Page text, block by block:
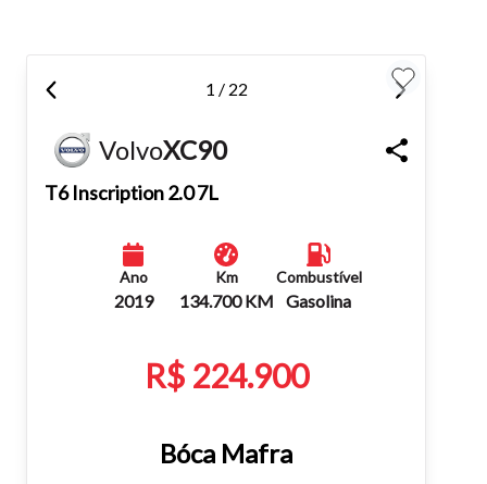
Para aumentar ou diminuir a fonte em nosso site, utilize os
atalhos Ctrl+ (para aumentar) e Ctrl- (para diminuir) no seu
teclado.
1 / 22
VolvoXC90
T6 Inscription 2.0 7L
Ano
2019
Km
134.700 KM
Combustível
Gasolina
R$ 224.900
Bóca Mafra